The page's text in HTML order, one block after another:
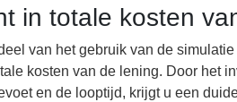
in totale kosten
van het gebruik van de
kosten van de lening. Door het
en de looptijd, krijgt u een